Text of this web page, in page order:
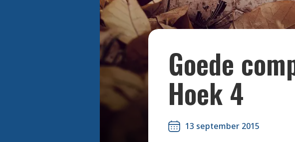
Goede
Hoek 4
13 september 2015